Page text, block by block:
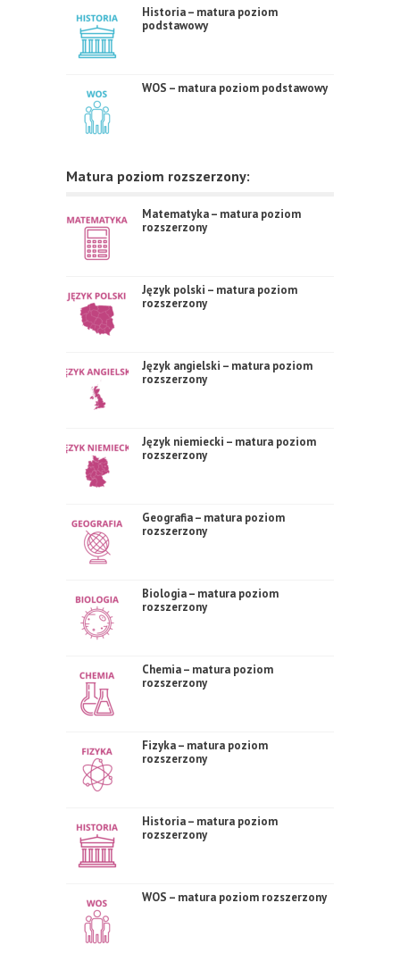
Historia – matura poziom
podstawowy
WOS – matura poziom podstawowy
Matura poziom rozszerzony:
Matematyka – matura poziom
rozszerzony
Język polski – matura poziom
rozszerzony
Język angielski – matura poziom
rozszerzony
Język niemiecki – matura poziom
rozszerzony
Geografia – matura poziom
rozszerzony
Biologia – matura poziom
rozszerzony
Chemia – matura poziom
rozszerzony
Fizyka – matura poziom
rozszerzony
Historia – matura poziom
rozszerzony
WOS – matura poziom rozszerzony